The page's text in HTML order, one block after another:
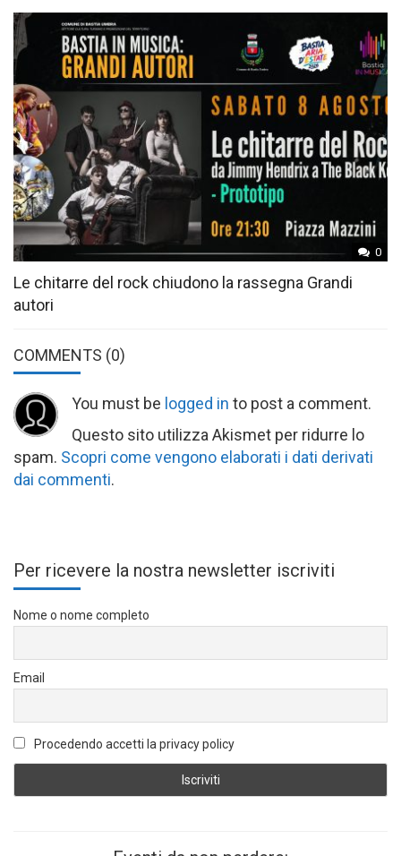
0
Le chitarre del rock chiudono la rassegna Grandi
autori
COMMENTS (0)
You must be logged in to post a comment.
Questo sito utilizza Akismet per ridurre lo
spam. Scopri come vengono elaborati i dati derivati
dai commenti.
Per ricevere la nostra newsletter iscriviti
Nome o nome completo
Email
Procedendo accetti la privacy policy